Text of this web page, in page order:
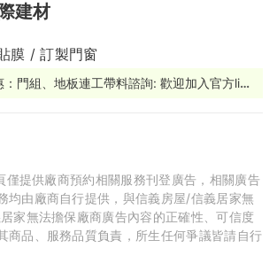
建材
膜 / 訂製門窗
：門組、地板連工帶料諮詢: 歡迎加入官方line
僅提供廠商預約相關服務刊登廣告，相關廣告
均由廠商自行提供，與信義房屋/信義居家無
家無法擔保廠商廣告內容的正確性、可信度
商品、服務品質負責，所生任何爭議皆請自行